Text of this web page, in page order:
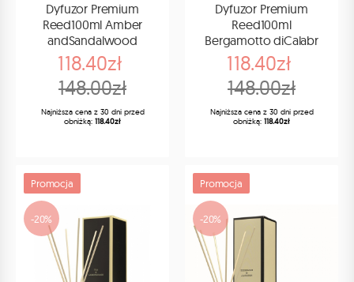
Dyfuzor Premium
Reed100ml Amber
andSandalwood
118.40zł
148.00zł
Najniższa cena z 30 dni przed
obniżką: 118.40zł
Dyfuzor Premium
Reed100ml
Bergamotto diCalabr
118.40zł
148.00zł
Najniższa cena z 30 dni przed
obniżką: 118.40zł
Promocja
-20%
Promocja
-20%